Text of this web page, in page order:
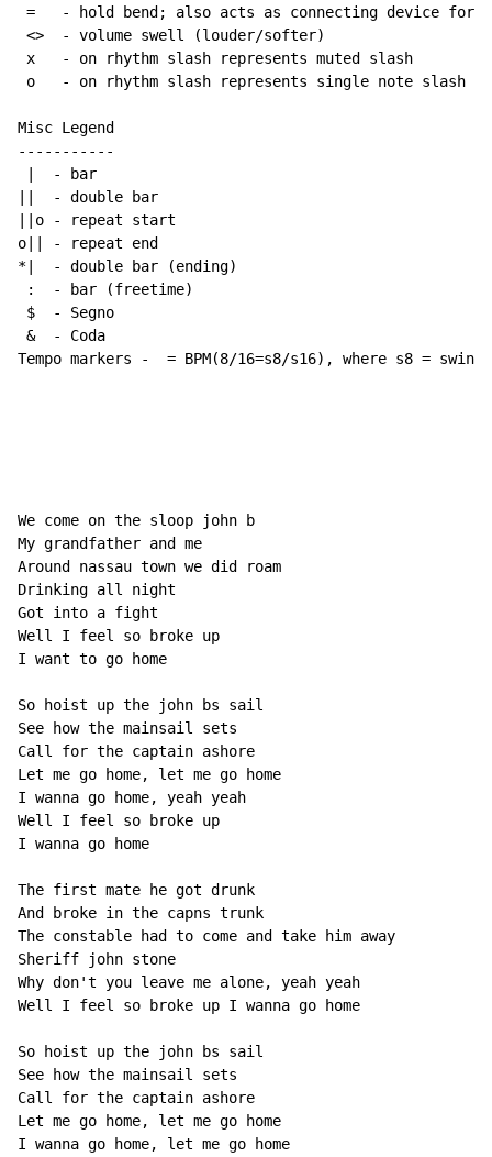
=   - hold bend; also acts as connecting device for
<>  - volume swell (louder/softer)
x   - on rhythm slash represents muted slash
o   - on rhythm slash represents single note slash
Misc Legend
-----------
|  - bar
||  - double bar
||o - repeat start
o|| - repeat end
*|  - double bar (ending)
:  - bar (freetime)
$  - Segno
&  - Coda
Tempo markers -  = BPM(8/16=s8/s16), where s8 =
We come on the sloop john b
My grandfather and me
Around nassau town we did roam
Drinking all night
Got into a fight
Well I feel so broke up
I want to go home
So hoist up the john bs sail
See how the mainsail sets
Call for the captain ashore
Let me go home, let me go home
I wanna go home, yeah yeah
Well I feel so broke up
I wanna go home
The first mate he got drunk
And broke in the capns trunk
The constable had to come and take him away
Sheriff john stone
Why don't you leave me alone, yeah yeah
Well I feel so broke up I wanna go home
So hoist up the john bs sail
See how the mainsail sets
Call for the captain ashore
Let me go home, let me go home
I wanna go home, let me go home